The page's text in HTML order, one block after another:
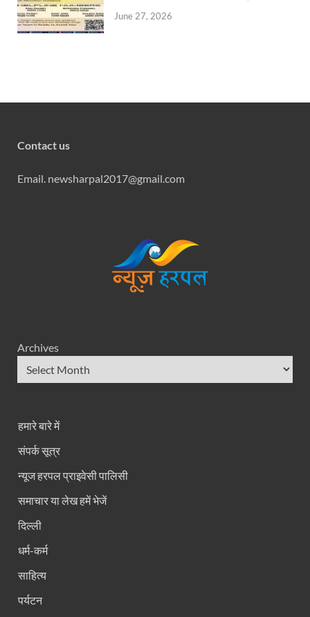
June 27, 2026
Contact us
Email. newsharpal2017@gmail.com
Archives
हमारे बारे में
संपर्क सूत्र
न्यूज हरपल प्राइवेसी पालिसी
समाचार या लेख हमें भेजें
दिल्ली
धर्म-कर्म
साहित्य
पर्यटन